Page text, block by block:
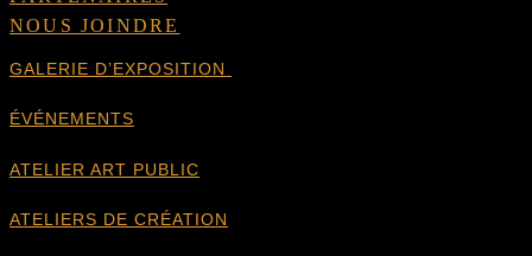
NOUS JOINDRE
GALERIE D’EXPOSITION
ÉVÉNEMENTS
ATELIER ART PUBLIC
ATELIERS DE CRÉATION